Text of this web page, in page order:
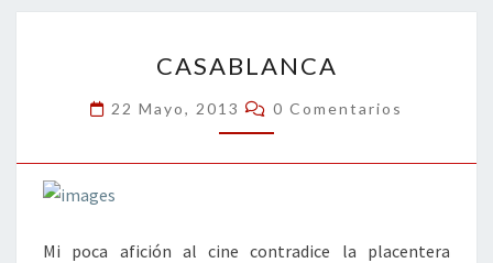
o
n
ar
tir
CASABLANCA
22 Mayo, 2013 Comentarios
0 Comentarios
Mi poca afición al cine contradice la placentera